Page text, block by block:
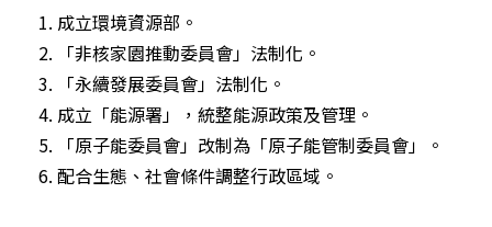
成立環境資源部。
「非核家園推動委員會」法制化。
「永續發展委員會」法制化。
成立「能源署」，統整能源政策及管理。
「原子能委員會」改制為「原子能管制委員會」。
配合生態、社會條件調整行政區域。